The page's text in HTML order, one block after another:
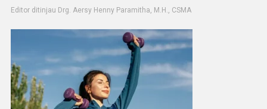
Editor ditinjau Drg. Aersy Henny Paramitha, M.H., CSMA